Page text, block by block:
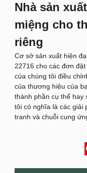
Nhà sản
miệng cho
riêng
Cơ sở sản xuất hiện
22716 cho các đơn
của chúng tôi điều
của thương hiệu của
thành phần cụ thể
tôi có nghĩa là các giải
tranh và chuỗi cung